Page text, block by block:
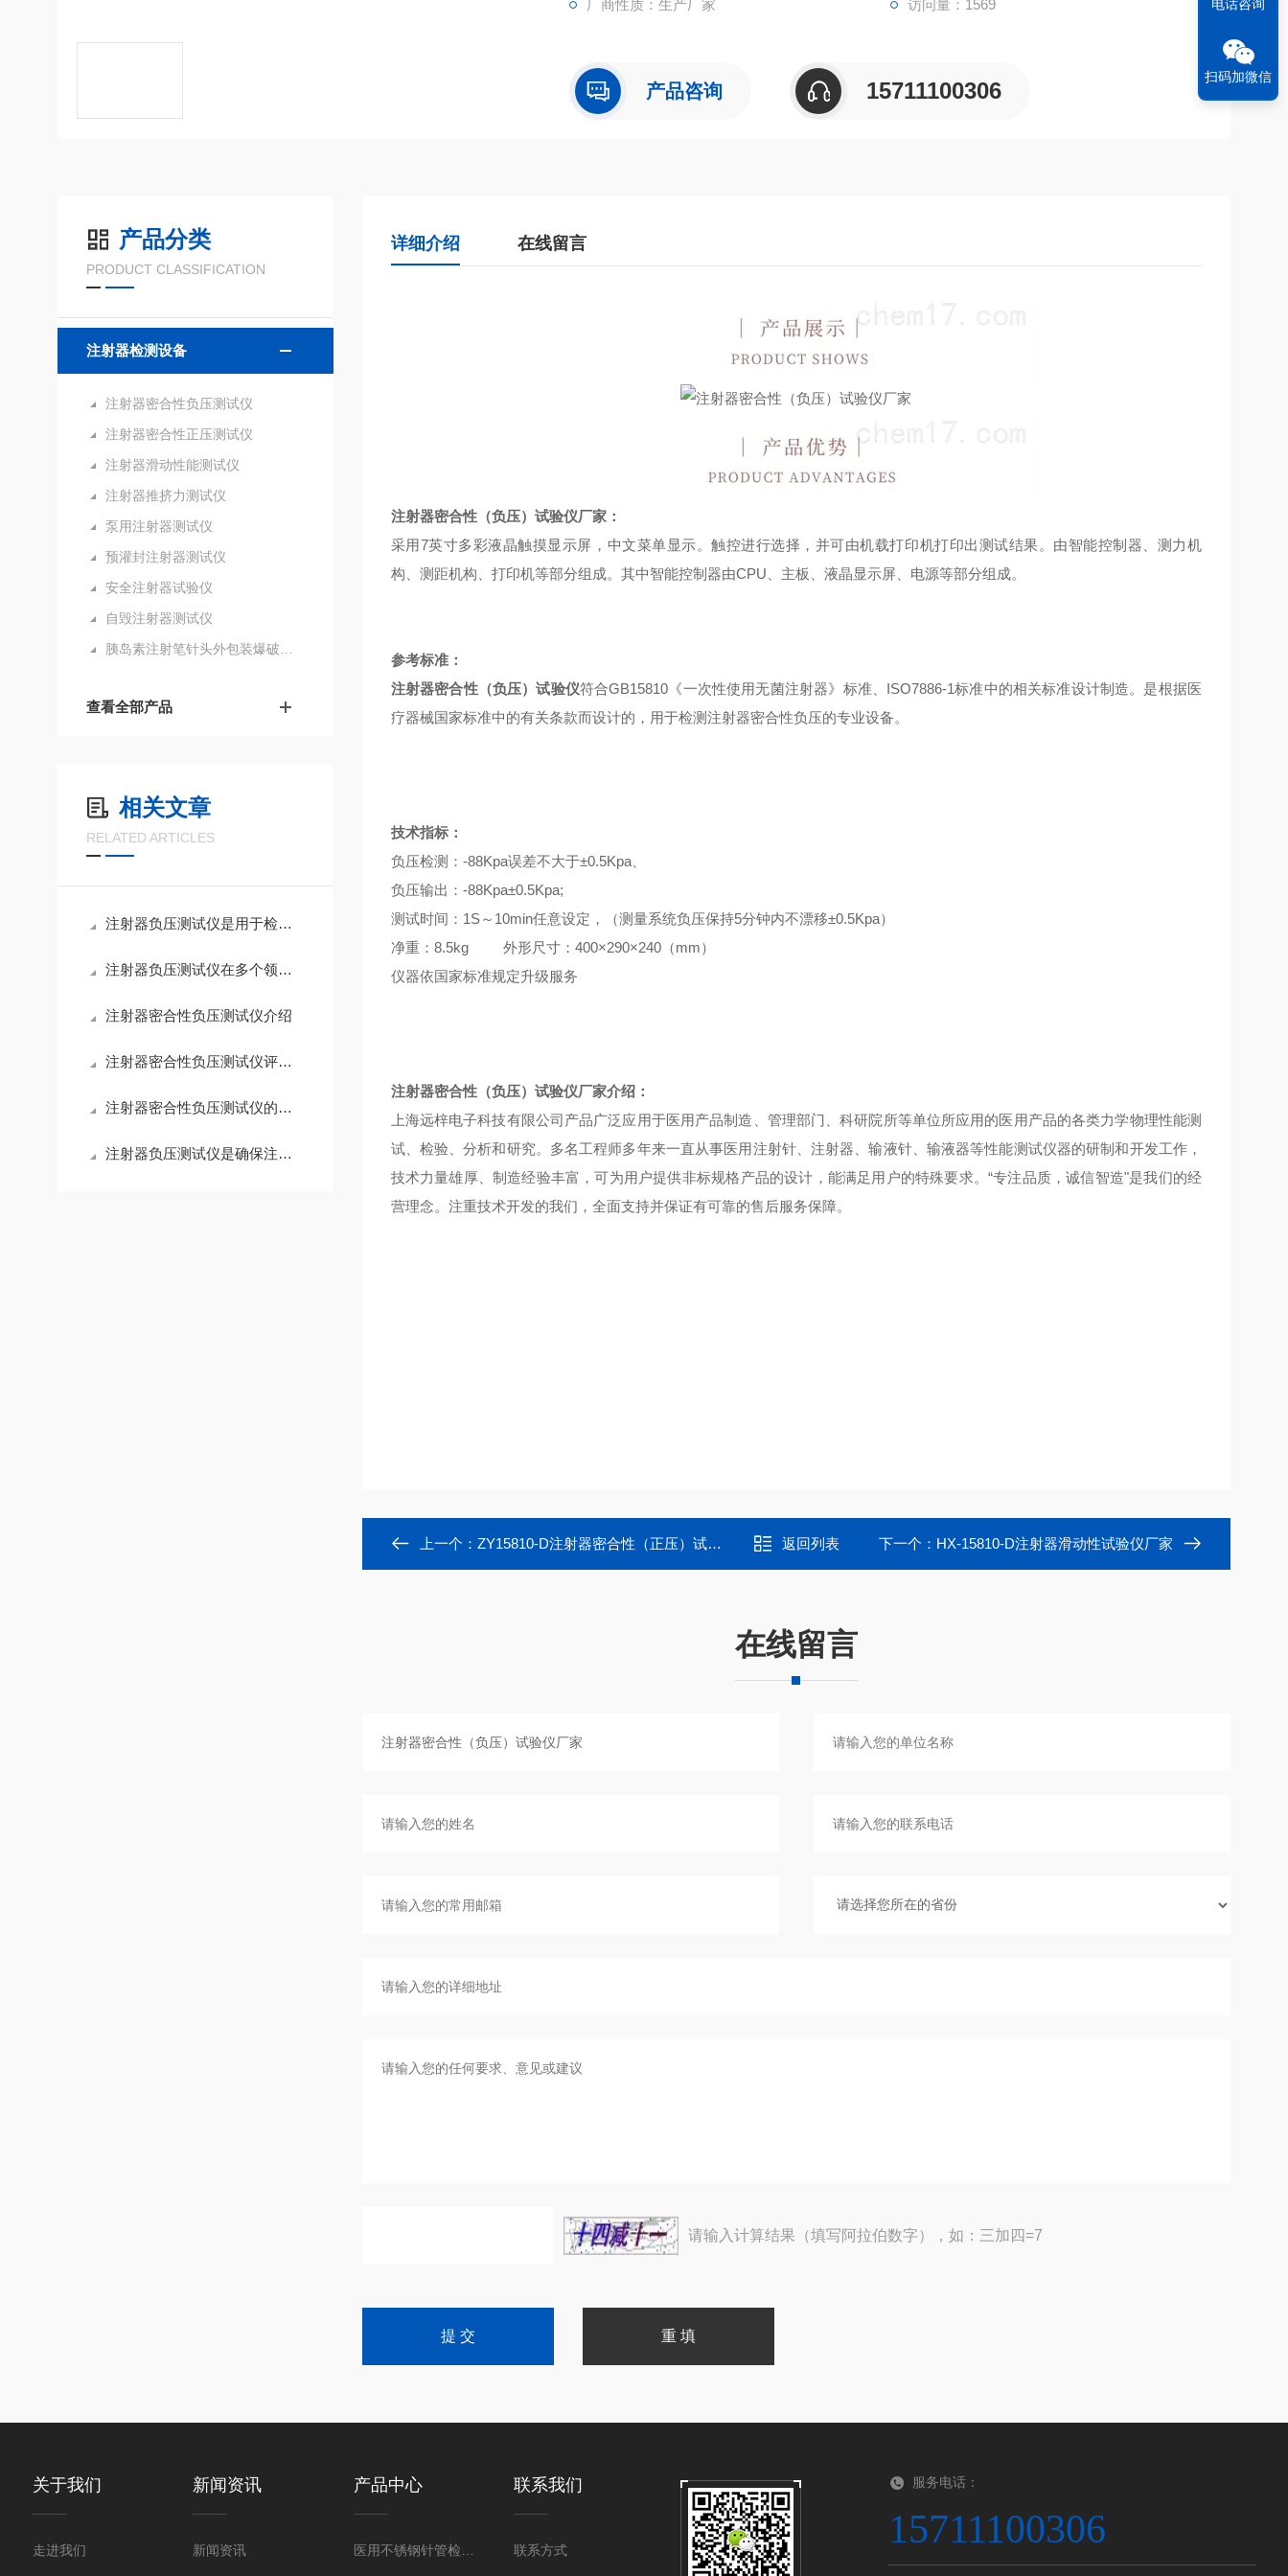
厂商性质：生产厂家 访问量：1569
产品咨询 15711100306
产品分类
PRODUCT CLASSIFICATION
注射器检测设备
注射器密合性负压测试仪
注射器密合性正压测试仪
注射器滑动性能测试仪
注射器推挤力测试仪
泵用注射器测试仪
预灌封注射器测试仪
安全注射器试验仪
自毁注射器测试仪
查看全部产品
相关文章
RELATED ARTICLES
注射器负压测试仪是用于检测注射器性能的重要设备
注射器负压测试仪在多个领域都有广泛的应用
注射器密合性负压测试仪介绍
注射器密合性负压测试仪评估注射器密封性良好
注射器密合性负压测试仪的优势特点，您都知道吗？
注射器负压测试仪是确保注射器安全的关键工具
详细介绍 在线留言
注射器密合性（负压）试验仪厂家：
采用7英寸多彩液晶触摸显示屏，中文菜单显示。触控进行选择，并可由机载打印机打印出测试结果。由智能控制器、测力机
构、测距机构、打印机等部分组成。其中智能控制器由CPU、主板、液晶显示屏、电源等部分组成。
参考标准：
注射器密合性（负压）试验仪符合GB15810《一次性使用无菌注射器》标准、ISO7886-1标准中的相关标准设计制造。是根据医
疗器械国家标准中的有关条款而设计的，用于检测注射器密合性负压的专业设备。
技术指标：
负压检测：-88Kpa误差不大于±0.5Kpa、
负压输出：-88Kpa±0.5Kpa;
测试时间：1S～10min任意设定，（测量系统负压保持5分钟内不漂移±0.5Kpa）
净重：8.5kg 外形尺寸：400×290×240（mm）
仪器依国家标准规定升级服务
注射器密合性（负压）试验仪厂家介绍：
上海远梓电子科技有限公司产品广泛应用于医用产品制造、管理部门、科研院所等单位所应用的医用产品的各类力学物理性能测
试、检验、分析和研究。多名工程师多年来一直从事医用注射针、注射器、输液针、输液器等性能测试仪器的研制和开发工作，
技术力量雄厚、制造经验丰富，可为用户提供非标规格产品的设计，能满足用户的特殊要求。“专注品质，诚信智造"是我们的经
营理念。注重技术开发的我们，全面支持并保证有可靠的售后服务保障。
上一个： ZY15810-D注射器密合性（正压）试验仪厂家 返回列表 下一个： HX-15810-D注射器滑动性试验仪厂家
在线留言
请输入计算结果（填写阿拉伯数字），如：三加四=7
关于我们
走进我们
新闻资讯
新闻资讯
产品中心 联系我们
联系方式
服务电话：
15711100306
电话咨询
扫码加微信